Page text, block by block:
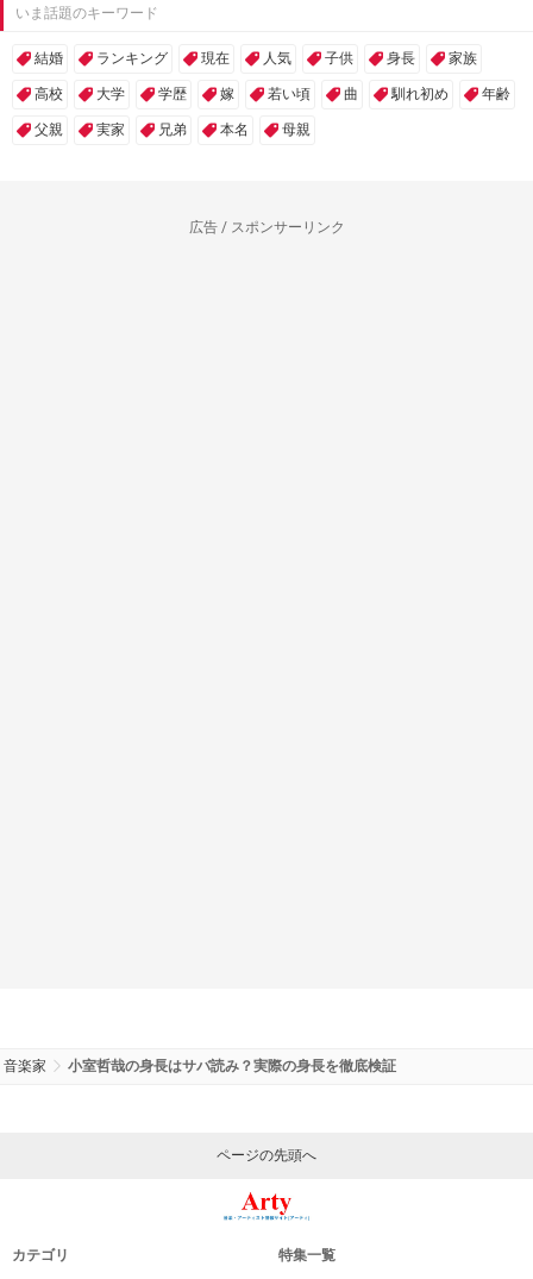
いま話題のキーワード
結婚 ランキング 現在 人気 子供 身長 家族
高校 大学 学歴 嫁 若い頃 曲 馴れ初め 年齢
父親 実家 兄弟 本名 母親
広告 / スポンサーリンク
音楽家 小室哲哉の身長はサバ読み？実際の身長を徹底検証
ページの先頭へ
カテゴリ 特集一覧